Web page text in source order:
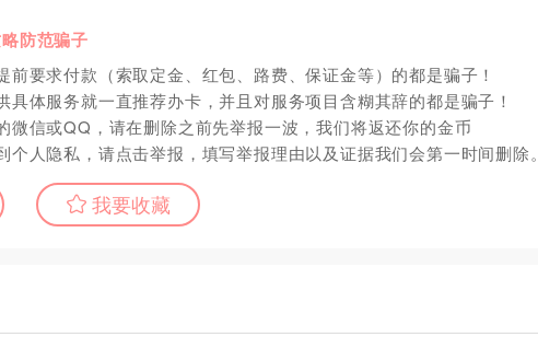
防范骗子
前要求付款（索取定金、红包、路费、保证金等）的都是骗子！
具体服务就一直推荐办卡，并且对服务项目含糊其辞的都是骗子！
微信或QQ，请在删除之前先举报一波，我们将返还你的金币
个人隐私，请点击举报，填写举报理由以及证据我们会第一时间删除。
我要收藏